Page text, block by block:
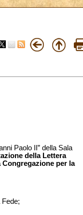
Paolo II” della Sala
della Lettera
per la
Fede;